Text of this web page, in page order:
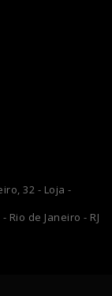
32 - Loja -
Rio de Janeiro - RJ